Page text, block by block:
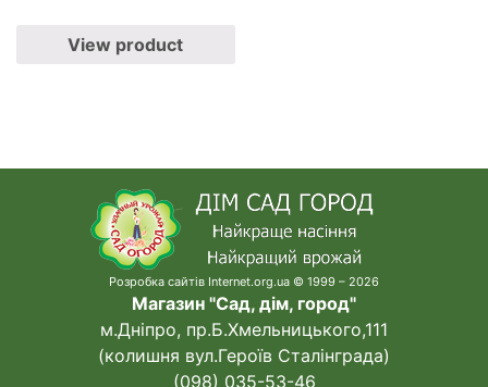
View product
Розробка сайтів Internet.org.ua © 1999 – 2026
Магазин "Сад, дім, город"
м.Дніпро, пр.Б.Хмельницького,111
(колишня вул.Героїв Сталінграда)
(098) 035-53-46